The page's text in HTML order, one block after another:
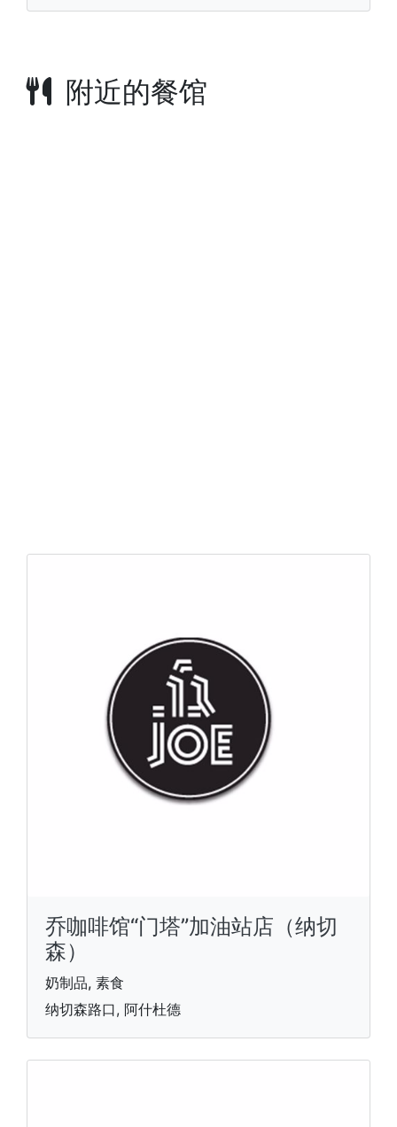
附近的餐馆
乔咖啡馆“门塔”加油站店（纳切
森）
奶制品, 素食
纳切森路口, 阿什杜德